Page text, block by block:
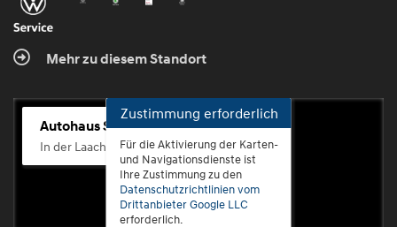
Mehr zu diesem Standort
Autohaus Scherhag
In der Laach 76, 56072 Koblenz-Güls
Zustimmung erforderlich
Für die Aktivierung der Karten-
und Navigationsdienste ist
Ihre Zustimmung zu den
Datenschutzrichtlinien vom
Drittanbieter Google LLC
erforderlich.